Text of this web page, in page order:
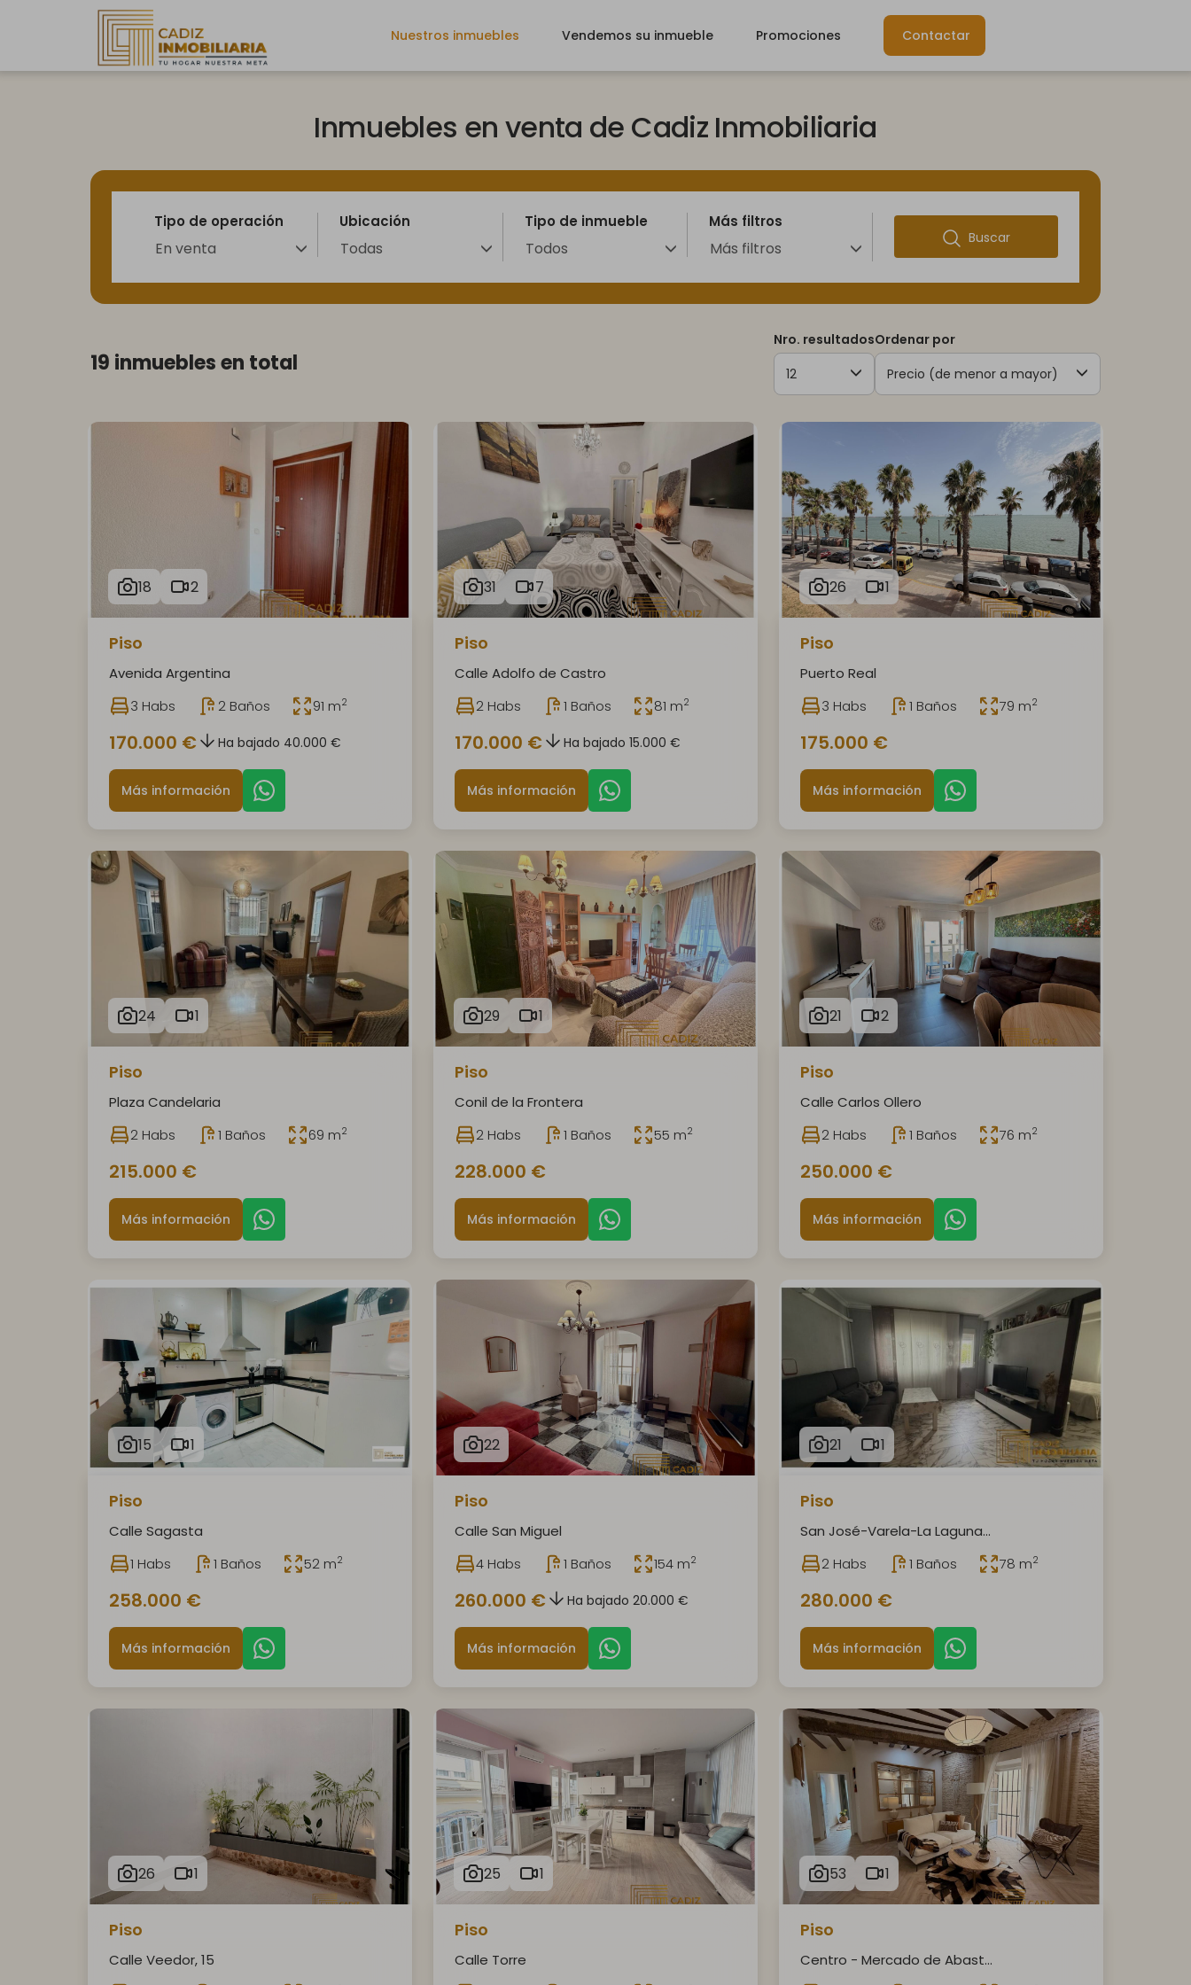
Nuestros inmuebles Vendemos su inmueble Promociones Contactar
Inmuebles en venta de Cadiz Inmobiliaria
Tipo de operación
En venta
Ubicación
Todas
Tipo de inmueble
Todos
Más filtros
Más filtros
Buscar
19 inmuebles en total
Nro. resultados
12
Ordenar por
Precio (de menor a mayor)
18 2
Piso
Avenida Argentina
3 Habs
2 Baños 91 m2
170.000 € Ha bajado 40.000 €
Más información
31 7
Piso
Calle Adolfo de Castro
2 Habs
1 Baños 81 m2
170.000 € Ha bajado 15.000 €
Más información
26 1
Piso
Puerto Real
3 Habs
1 Baños 79 m2
175.000 €
Más información
24 1
Piso
Plaza Candelaria
2 Habs
1 Baños 69 m2
215.000 €
Más información
29 1
Piso
Conil de la Frontera
2 Habs
1 Baños 55 m2
228.000 €
Más información
21 2
Piso
Calle Carlos Ollero
2 Habs
1 Baños 76 m2
250.000 €
Más información
15 1
Piso
Calle Sagasta
1 Habs
1 Baños 52 m2
258.000 €
Más información
22
Piso
Calle San Miguel
4 Habs
1 Baños 154 m2
260.000 € Ha bajado 20.000 €
Más información
21 1
Piso
San José-Varela-La Laguna...
2 Habs
1 Baños 78 m2
280.000 €
Más información
26 1
Piso
Calle Veedor, 15
25 1
Piso
Calle Torre
53 1
Piso
Centro - Mercado de Abast...